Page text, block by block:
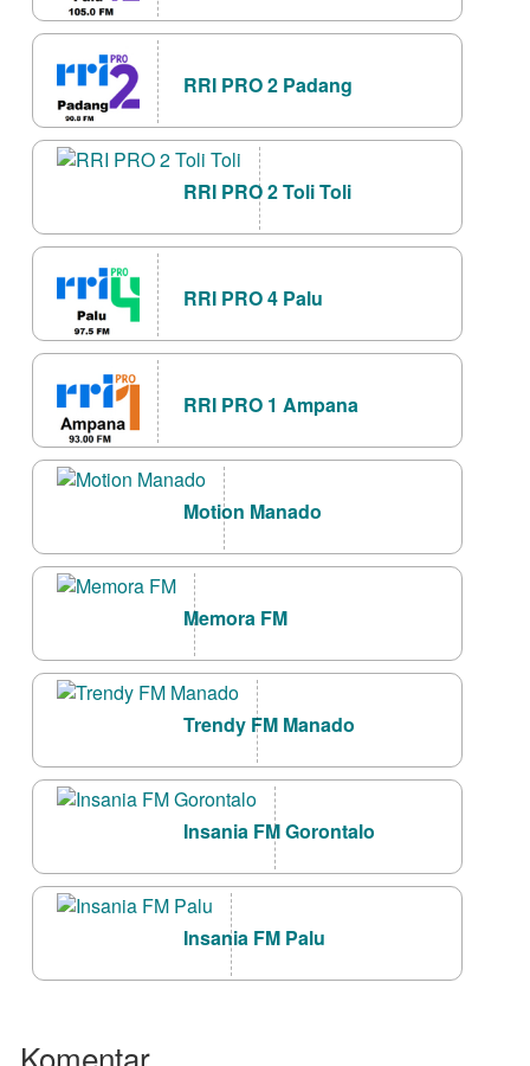
RRI PRO 2 Padang
RRI PRO 2 Toli Toli
RRI PRO 4 Palu
RRI PRO 1 Ampana
Motion Manado
Memora FM
Trendy FM Manado
Insania FM Gorontalo
Insania FM Palu